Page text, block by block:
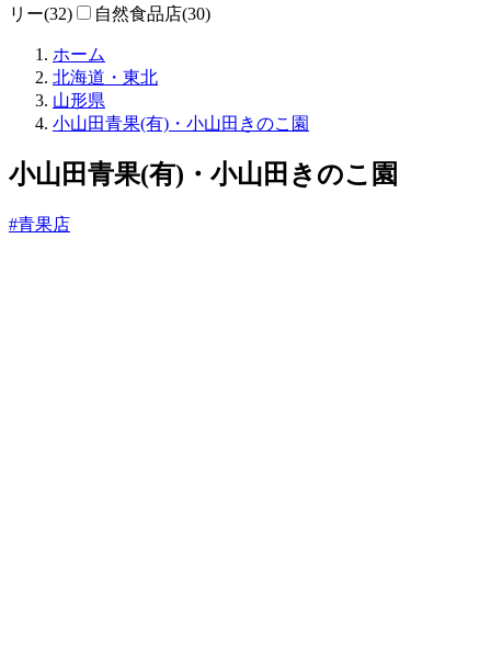
リー(32)
自然食品店(30)
ホーム
売
ね
と
北海道・東北
山形県
小山田青果(有)・小山田きのこ園
小山田青果(有)・小山田きのこ園
#青果店